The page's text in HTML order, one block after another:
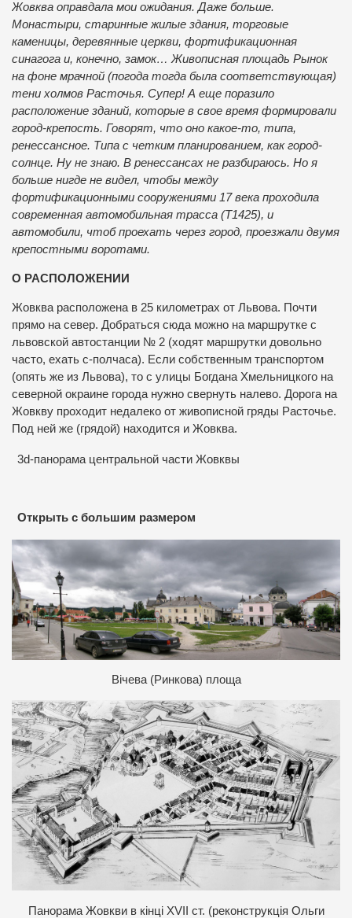
Жовква оправдала мои ожидания. Даже больше.
Монастыри, старинные жилые здания, торговые
каменицы, деревянные церкви, фортификационная
синагога и, конечно, замок… Живописная площадь Рынок
на фоне мрачной (погода тогда была соответствующая)
тени холмов Расточья. Супер! А еще поразило
расположение зданий, которые в свое время формировали
город-крепость. Говорят, что оно какое-то, типа,
ренессансное. Типа с четким планированием, как город-
солнце. Ну не знаю. В ренессансах не разбираюсь. Но я
больше нигде не видел, чтобы между
фортификационными сооружениями 17 века проходила
современная автомобильная трасса (Т1425), и
автомобили, чтоб проехать через город, проезжали двумя
крепостными воротами.
О РАСПОЛОЖЕНИИ
Жовква расположена в 25 километрах от Львова. Почти
прямо на север. Добраться сюда можно на маршрутке с
львовской автостанции № 2 (ходят маршрутки довольно
часто, ехать с-полчаса). Если собственным транспортом
(опять же из Львова), то с улицы Богдана Хмельницкого на
северной окраине города нужно свернуть налево. Дорога на
Жовкву проходит недалеко от живописной гряды Расточье.
Под ней же (грядой) находится и Жовква.
3d-панорама центральной части Жовквы
Открыть с большим размером
Вічева (Ринкова) площа
Панорама Жовкви в кінці XVII ст. (реконструкція Ольги